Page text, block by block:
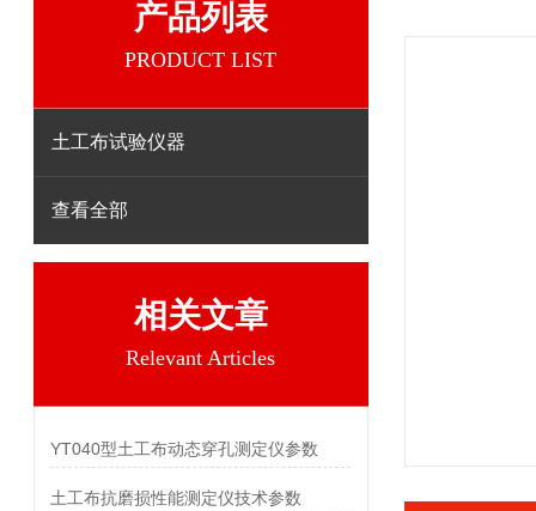
产品列表
PRODUCT LIST
土工布试验仪器
查看全部
相关文章
Relevant Articles
YT040型土工布动态穿孔测定仪参数
土工布抗磨损性能测定仪技术参数